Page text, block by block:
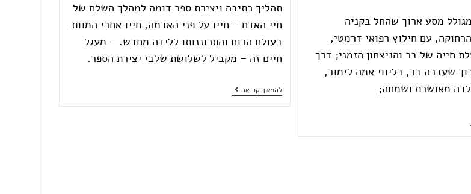
תהליך כתיבה ויצירת ספר דומה למהלך השלם של
חיי האדם – חייו על פני האדמה, חייו אחרי המוות
בעולם הרוח והתכוננותו ללידה מחדש. – מעגל
חיים זה – מקביל לשלושת שלבי יצירת הספר.
להמשך קריאה
מסע ארוך שהחל בקניה
עם חילוץ רפואי דרמטי,
חייה של בר והניצחון הזמני; דרך
שעברה בר, בליווי אמה לימור,
מאושרת ושמחה;